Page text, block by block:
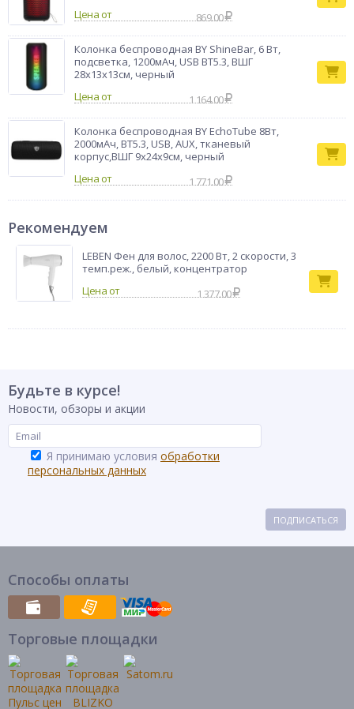
Цена от
869.00
Колонка беспроводная BY ShineBar, 6 Вт,
подсветка, 1200мАч, USB BT5.3, ВШГ
28x13x13см, черный
Цена от
1 164.00
Колонка беспроводная BY EchoTube 8Вт,
2000мАч, BT5.3, USB, AUX, тканевый
корпус,ВШГ 9x24x9см, черный
Цена от
1 771.00
Рекомендуем
LEBEN Фен для волос, 2200 Вт, 2 скорости, 3
темп.реж., белый, концентратор
1 377.00
Будьте в курсе!
Новости, обзоры и акции
Я принимаю условия обработки
персональных данных
ПОДПИСАТЬСЯ
Способы оплаты
Торговые площадки